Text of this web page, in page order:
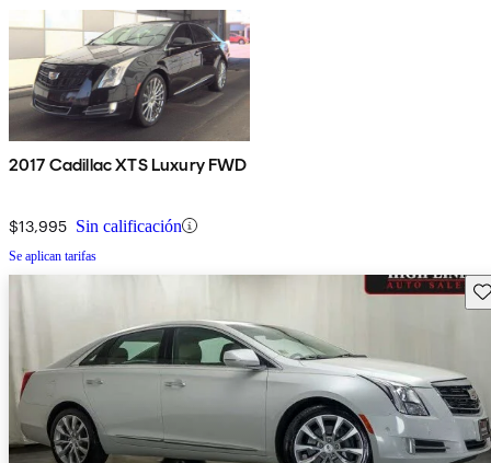
2017 Cadillac XTS Luxury FWD
$13,995 Sin calificación
Se aplican tarifas